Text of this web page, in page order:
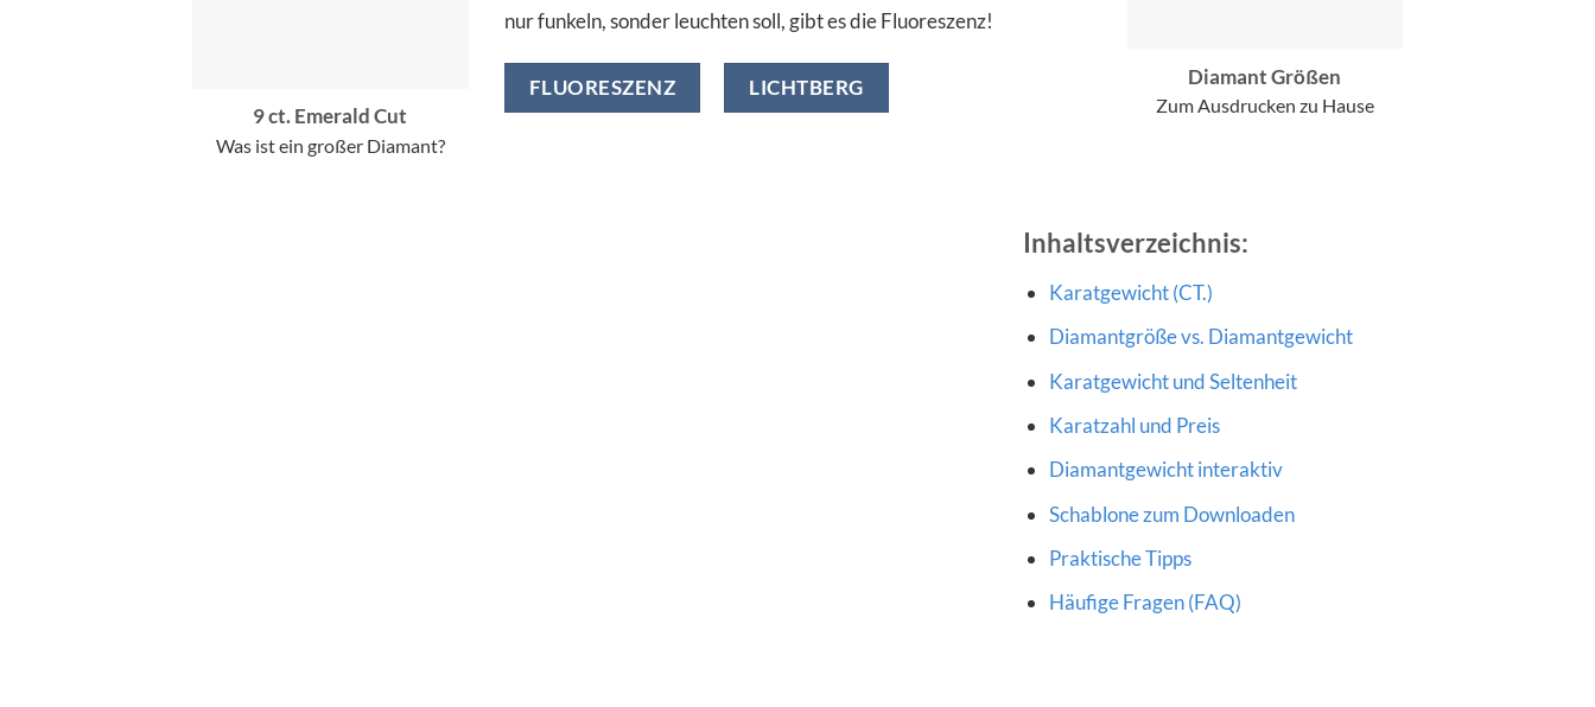
9 ct. Emerald Cut
Was ist ein großer Diamant?
nur funkeln, sonder leuchten soll, gibt es die Fluoreszenz!
FLUORESZENZ LICHTBERG Diamant Größen
Zum Ausdrucken zu Hause
Inhaltsverzeichnis:
Karatgewicht (CT.)
Diamantgröße vs. Diamantgewicht
Karatgewicht und Seltenheit
Karatzahl und Preis
Diamantgewicht interaktiv
Schablone zum Downloaden
Praktische Tipps
Häufige Fragen (FAQ)